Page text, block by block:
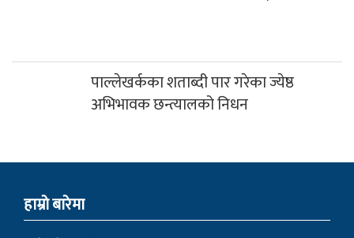
सत्य निष्पक्ष र स्वतन्त्रतालाई आत्मसात गर्दै ग्लोबल म्याग्दी मिडिया